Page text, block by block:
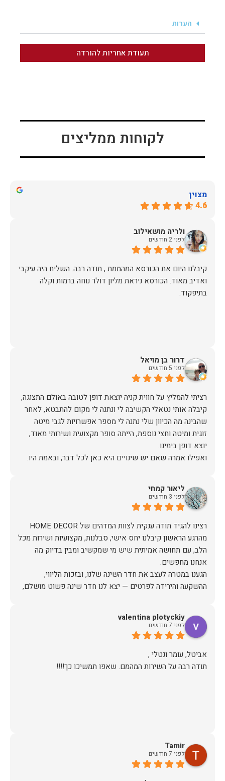
הערות
תעודת אחריות להורדה
לקוחות ממליצים
מצוין
4.6
ולריה מושאילוב
לפני 2 חודשים
קיבלנו היום את הכורסא המהממת , תודה רבה. השליח היה עיקבי
ואדיב מאוד. הכורסא ניראת מליון דולר נוחה ברמות וקלה
בתיפקוד.
דרור בן מויאל
לפני 5 חודשים
רציתי להמליץ על חווית קניה יוצאת דופן לטובה באולם התצוגה,
קיבלה אותי נטאלי הקשיבה לי ונתנה לי מקום להתבטא, לאחר
שהבינה מה הכיוון שלי נתנה לי מספר אפשרויות לגבי מיטה
זוגית ומיטה וחצי נוספת, הייתה סופר מקצועית ושירותי מאוד,
תודה. ליאור קמחי
לפני 3 חודשים
מהרגע הראשון קיבלנו יחס אישי, סבלנות, מקצועיות ושירות מכל
הלב, עם תחושה אמיתית שיש מי שמקשיב ומבין בדיוק מה
הגענו במטרה לעצב את חדר השינה שלנו, ובזכות הליווי,
ההשקעה והירידה לפרטים — יצא לנו חדר שינה פשוט מושלם,
אין ספק שעשינו את הבחירה הנכונה. ממליצים מכל הלב לכל מי
valentina plotyckiy
לפני 7 חודשים
תודה רבה על השירות המהמם. שאפו תמשיכו כך!!!!
Tamir
לפני 7 חודשים